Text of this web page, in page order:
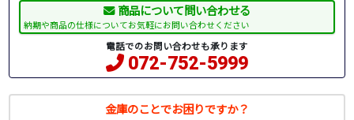
商品について問い合わせる
納期や商品の仕様についてお気軽にお問い合わせください
電話でのお問い合わせも承ります
072-752-5999
金庫のことでお困りですか？